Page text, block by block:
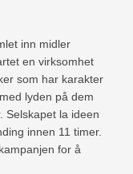
inn midler
en virksomhet
som har karakter
lyden på dem
Selskapet la ideen
innen 11 timer.
for å